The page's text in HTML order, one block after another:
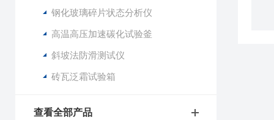
钢化玻璃碎片状态分析仪
高温高压加速碳化试验釜
斜坡法防滑测试仪
砖瓦泛霜试验箱
查看全部产品